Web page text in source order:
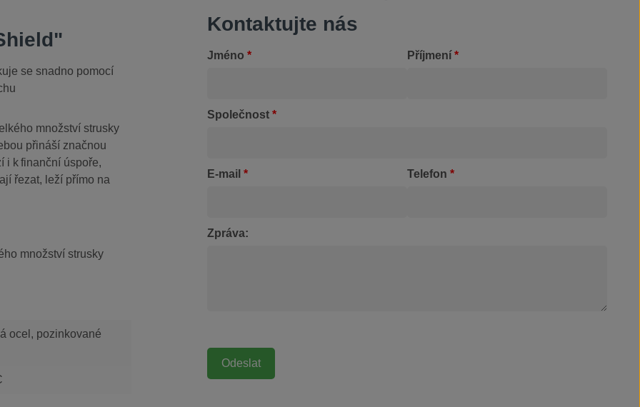
se snadno pomocí
množství strusky
přináší značnou
i k finanční úspoře,
řezat, leží přímo na
množství strusky
ocel, pozinkované
Kontaktujte nás
Jméno * Příjmení *
Společnost *
E-mail * Telefon *
Zpráva: